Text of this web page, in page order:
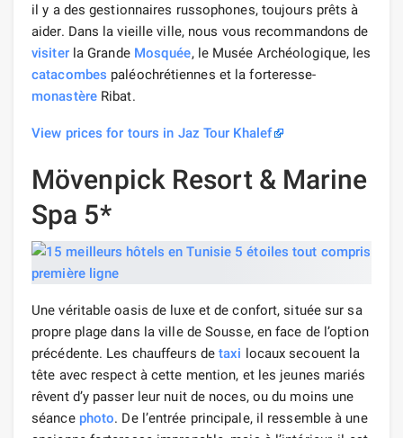
il y a des gestionnaires russophones, toujours prêts à
aider. Dans la vieille ville, nous vous recommandons de
visiterla Grande Mosquée, le Musée Archéologique, les
catacombes paléochrétiennes et la forteresse-
monastèreRibat.
View prices for tours in Jaz Tour Khalef
Mövenpick Resort & Marine
Spa 5*
Une véritable oasis de luxe et de confort, située sur sa
propre plage dans la ville de Sousse, en face de l’option
précédente. Les chauffeurs detaxi locaux secouent la
tête avec respect à cette mention, et les jeunes mariés
rêvent d’y passer leur nuit de noces, ou du moins une
séance photo. De l’entrée principale, il ressemble à une